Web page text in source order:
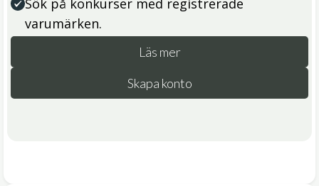
Sök på konkurser med registrerade
varumärken.
Läs mer
Skapa konto